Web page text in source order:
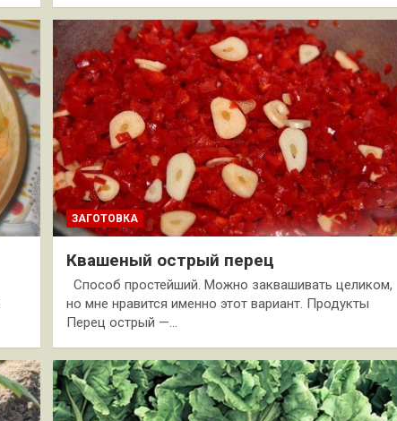
ЗАГОТОВКА
Квашеный острый перец
Способ простейший. Можно заквашивать целиком,
но мне нравится именно этот вариант. Продукты
Перец острый —…